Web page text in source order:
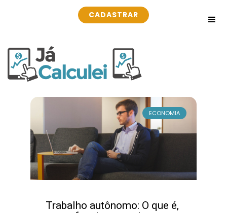
CADASTRAR
ECONOMIA
Trabalho autônomo: O que é,